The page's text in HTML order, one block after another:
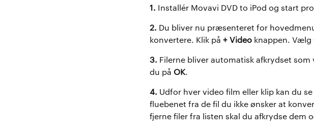
1. Installér Movavi DVD to iPod og start
2. Du bliver nu præsenteret for
konvertere. Klik på + Videoknappen. Vælg
3. Filerne bliver automatisk afkrydset
du på OK.
4. Udfor hver video film eller klip kan du
fluebenet fra de fil du ikke ønsker at
fjerne filer fra listen skal du afkrydse dem